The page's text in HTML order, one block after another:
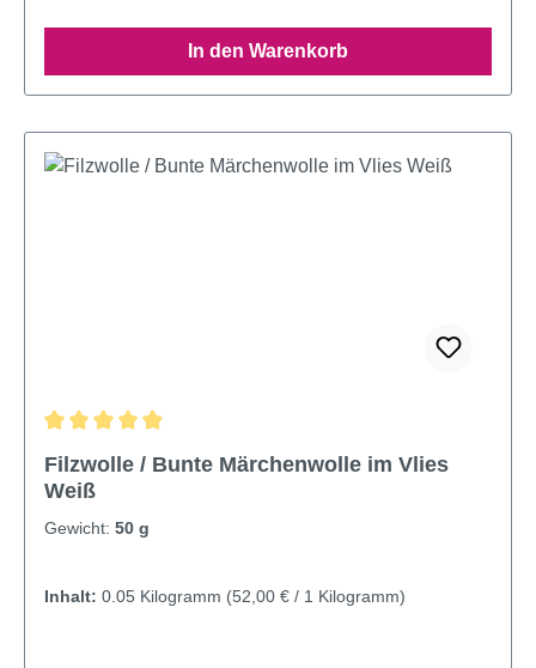
In den Warenkorb
Filzwolle / Bunte Märchenwolle im Vlies
Weiß
Gewicht: 50 g
Inhalt: 0.05 Kilogramm (52,00 € / 1 Kilogramm)